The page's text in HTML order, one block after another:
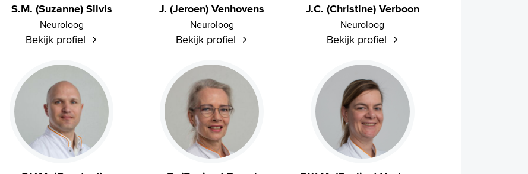
S.M. (Suzanne) Silvis
Neuroloog
Bekijk profiel
J. (Jeroen) Venhovens
Neuroloog
Bekijk profiel
J.C. (Christine) Verboon
Neuroloog
Bekijk profiel